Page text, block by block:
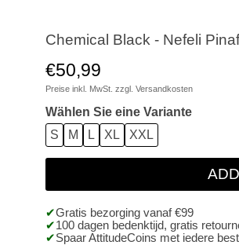
Chemical Black - Nefeli
€50,99
Preise inkl. MwSt. zzgl. Versandkosten
Wählen Sie eine Variante
S
M L XL XXL
Gratis bezorging vanaf €99
100 dagen bedenktijd, gratis
Spaar AttitudeCoins met iedere